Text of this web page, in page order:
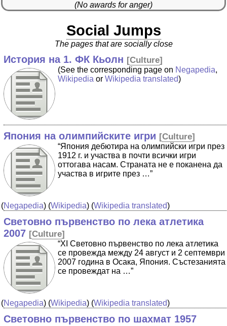
(No awards for anger)
Social Jumps
The pages that are socially close
История на 1. ФК Кьолн [Culture]
(See the corresponding page on Negapedia,
Wikipedia or Wikipedia translated)
Япония на олимпийските игри [Culture]
“Япония дебютира на олимпийски игри през
1912 г. и участва в почти всички игри
оттогава насам. Страната не е поканена да
участва в игрите през …”
(Negapedia) (Wikipedia) (Wikipedia translated)
Световно първенство по лека атлетика
2007 [Culture]
“XI Световно първенство по лека атлетика
се провежда между 24 август и 2 септември
2007 година в Осака, Япония. Състезанията
се провеждат на …”
(Negapedia) (Wikipedia) (Wikipedia translated)
Световно първенство по шахмат 1957